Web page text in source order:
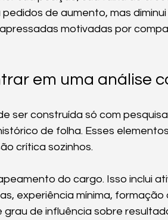
pedidos de aumento, mas
motivadas por
em uma análise
ser construída só com
de folha. Esses
crítica sozinhos.
do cargo. Isso inclui
experiência mínima, formação
de influência sobre